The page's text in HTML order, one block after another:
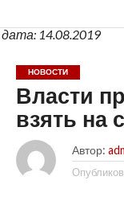
дата: 14.08.2019
НОВОСТИ
Власти
взять на
Автор: